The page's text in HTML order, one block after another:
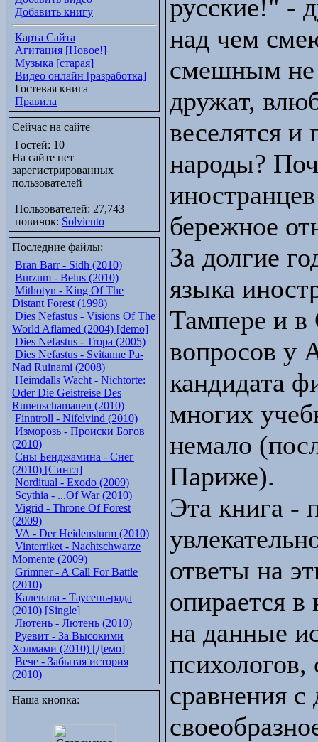
Добавить книгу
Карта Сайта
Агитация [Новое!]
Музыка [старая]
Видео онлайн [разработка]
Гостевая книга
Правила
Сейчас на сайте
Гостей: 10
На сайте нет
зарегистрированных
пользователей
Пользователей: 27,743
новичок: Solviento
Последние файлы:
Bran Barr - Sidh (2010)
Burzum - Belus (2010)
Mithotyn - King Of The
Distant Forest (1998)
Dies Nefastus - Visions Of The
World Aflamed (2004) [demo]
Dies Nefastus - Tropa (2005)
Dies Nefastus - Svitanne Pa-
Nad Ruinami (2008)
Heimdalls Wacht - Nichtorte:
Oder Die Geistreise Des
Runenschamanen (2010)
Finntroll - Nifelvind (2010)
Изморозь - Происки Богов
(2010)
Сны Бенджамина - Снег
(2010) [Сингл]
Norditual - Exodo (2009)
Scythia - ...Of War (2010)
Vigrid - Throne Of Forest
(2009)
VA - Der Heidensturm (2010)
Vinterriket - Nachtschwarze
Momente (2009)
Grimner - A Call For Battle
(2010)
Калевала - Таусень-рада
(2010) [Single]
Лютень - Лютень (2010)
Руевит - За Высокими
Холмами (2010) [Демо]
Вече - Забытая история
(2010)
Наша кнопка:
русские!" -
над чем
смешным не
дружат,
веселятся
народы?
бережное
За долгие
языка
Тампере и в
вопросов у
кандидата
многих
немало
Париже).
Эта книга -
ответы на
опирается
на данные
психологов,
сравнения